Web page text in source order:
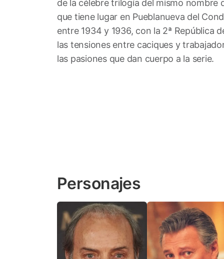
de la célebre trilogía del mismo nombre
que tiene lugar en Pueblanueva del
entre 1934 y 1936, con la 2ª República
las tensiones entre caciques y
las pasiones que dan cuerpo a la serie.
Personajes